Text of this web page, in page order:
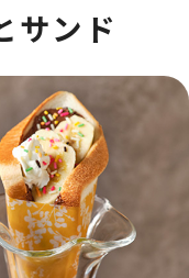
サンド